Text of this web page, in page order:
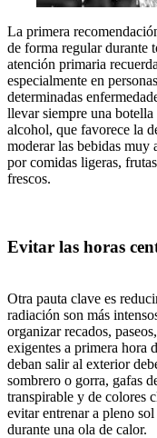
La primera
de forma regular durante
atención primaria
especialmente en
determinadas
llevar siempre una
alcohol, que favorece la
moderar las bebidas muy
por comidas ligeras,
frescos.
Evitar las horas
Otra pauta clave es
radiación son más
organizar recados,
exigentes a primera hora
deban salir al exterior
sombrero o gorra, gafas
transpirable y de colores
evitar entrenar a pleno
durante una ola de calor.